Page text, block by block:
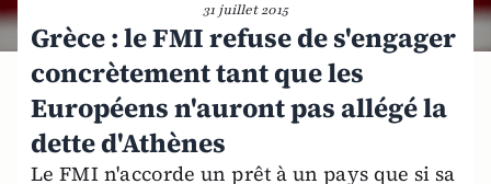
31 juillet 2015
Grèce : le FMI refuse de s'engager
concrètement tant que les
Européens n'auront pas allégé la
dette d'Athènes
Le FMI n'accorde un prêt à un pays que si sa